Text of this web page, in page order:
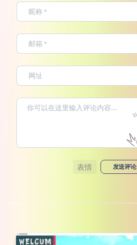
表情 发送评论